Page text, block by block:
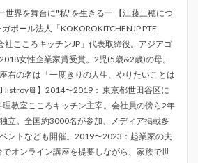
世界を舞台に"私"を生きるー 【江藤三穂につ
ポール法人「KOKOROKITCHENJP PTE.
社こころキッチンJP」代表取締役。アジアゴ
女性企業家賞受賞。2児(5歳&2歳)の母。
右の名は「一度きりの人生、やりたいことは
】2014〜2019： 東京都世田谷区に
教室こころキッチン主宰。会社員の傍ら2年
立。全国約3000名が参加、メディア掲載多
ントなども開催。2019〜2023：起業家の夫
でオンライン講座を提要しながら、家族で世